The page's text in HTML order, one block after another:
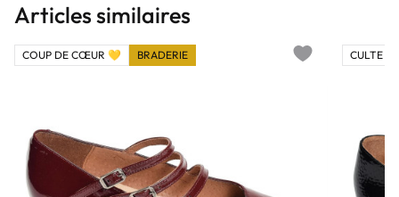
Articles similaires
COUP DE CŒUR 💛 BRADERIE CULTE 💎